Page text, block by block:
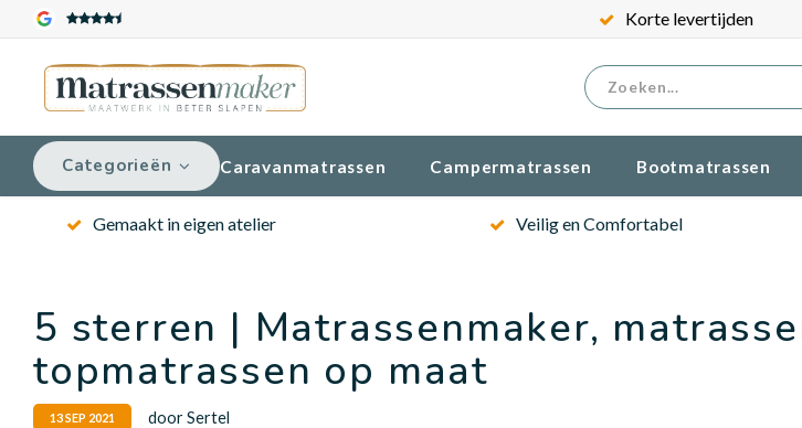
Korte levertijden
Categorieën Caravanmatrassen Campermatrassen Bootmatrassen
Gemaakt in eigen atelier Veilig en Comfortabel
5 sterren | Matrassenmaker,
topmatrassen op maat
13 SEP 2021 door Sertel